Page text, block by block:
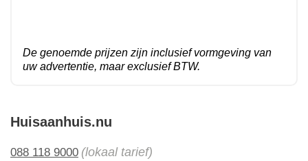
Huisaanhuis.nu
088 118 9000 (lokaal tarief)
De genoemde prijzen zijn inclusief vormgeving van
uw advertentie, maar exclusief BTW.